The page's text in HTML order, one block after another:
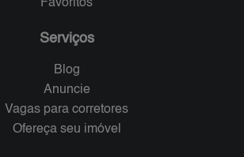
Favoritos
Serviços
Blog
Anuncie
Vagas para corretores
Ofereça seu imóvel